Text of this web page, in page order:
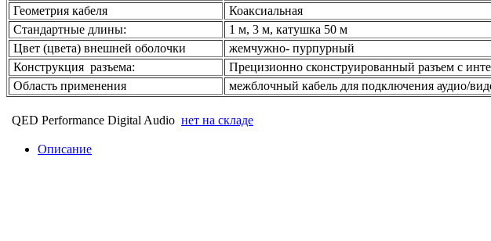
Геометрия кабеля
Коаксиальная
Стандартные длины:
1 м, 3 м, катушка 50 м
Цвет (цвета) внешней оболочки
жемчужно- пурпурный
Конструкция разъема:
Прецизионно сконструированный разъем с
Область применения
межблочный кабель для подключения аудио/
QED Performance Digital Audio нет на складе
Описание